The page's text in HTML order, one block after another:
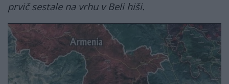
prvič sestale na vrhu v Beli hiši.
zanzegurkoridor.jpg